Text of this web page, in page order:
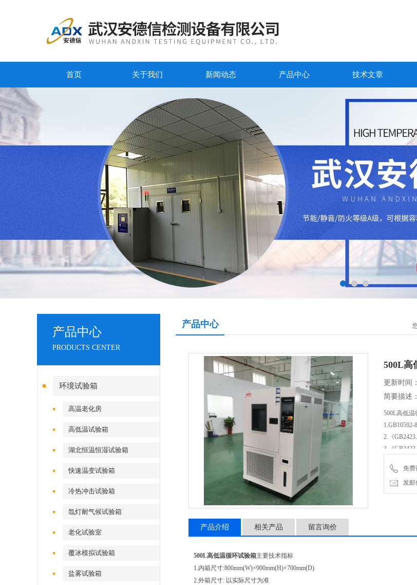
首页 关于我们 新闻动态 产品中心 技术文章
产品中心
PRODUCTS CENTER
环境试验箱
高温老化房
高低温试验箱
湖北恒温恒湿试验箱
快速温变试验箱
冷热冲击试验箱
氙灯耐气候试验箱
老化试验室
覆冰模拟试验箱
盐雾试验箱
产品中心
500L高
更新时间
简要描述：
500L高低温
1.GB10592-
2.《
3.《
5.MIL-
免费
发邮
产品介绍 相关产品 留言询价
500L高低温循环试验箱主要技术指标
1.内箱尺寸:800mm(W)×900mm(H)×700mm(D)
2.外箱尺寸: 以实际尺寸为准